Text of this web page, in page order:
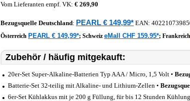
Vom Lieferanten empf. VK: € 269,90
Bezugsquelle Deutschland: PEARL € 149,99* EAN:
Österreich PEARL € 149,99*; Schweiz eMall CHF 159.95*; Frankreich
Zubehör / häufig mitgekauft:
20er-Set Super-Alkaline-Batterien Typ AAA / Micro, 1,5 Volt •
Batterie-Set 32-teilig mit Alkaline- und Lithium-Zellen •
6er-Set Kühlakkus mit je 200 g Füllung, für bis 12 Stunden Kühlung